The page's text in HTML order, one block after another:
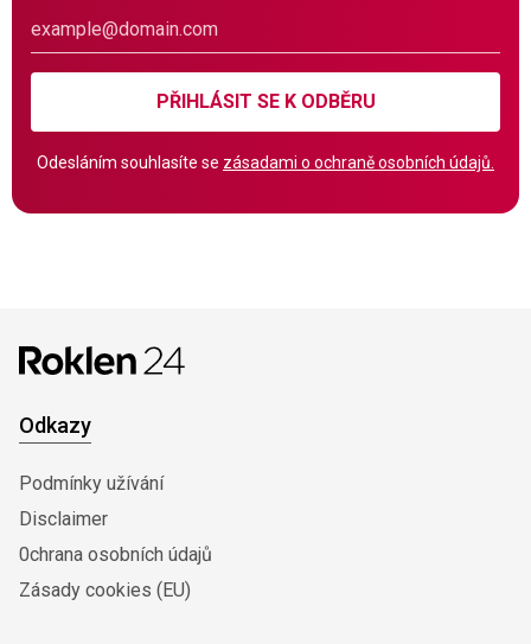
PŘIHLÁSIT SE K ODBĚRU
Odesláním souhlasíte se zásadami o ochraně osobních údajů.
Odkazy
Podmínky užívání
Disclaimer
0chrana osobních údajů
Zásady cookies (EU)